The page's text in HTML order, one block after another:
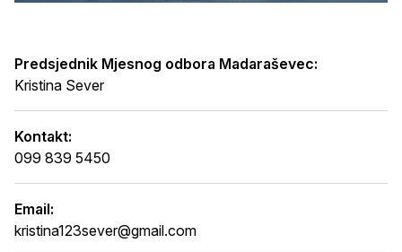
Predsjednik Mjesnog odbora Madaraševec:
Kristina Sever
Kontakt:
099 839 5450
Email:
kristina123sever@gmail.com